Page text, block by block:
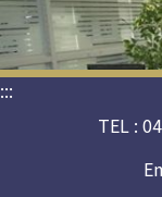
:::
TEL :